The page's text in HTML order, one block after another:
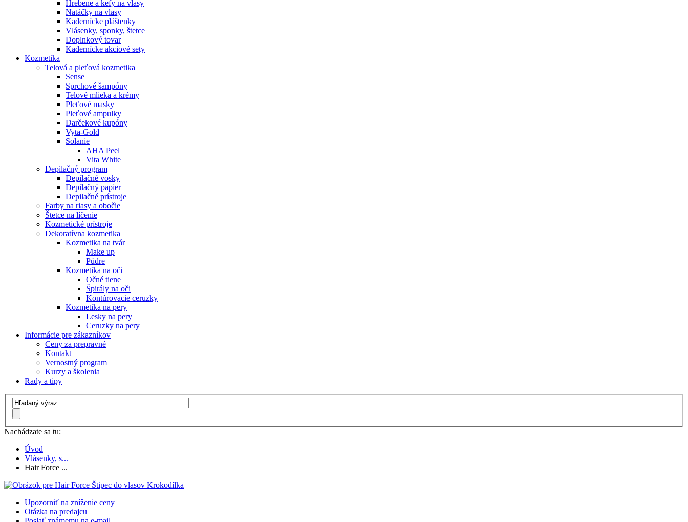
Hrebene a kefy na vlasy
Natáčky na vlasy
Kadernícke pláštenky
Vlásenky, sponky, štetce
Doplnkový tovar
Kadernícke akciové sety
Kozmetika
Telová a pleťová kozmetika
Sense
Sprchové šampóny
Telové mlieka a krémy
Pleťové masky
Pleťové ampulky
Darčekové kupóny
Vyta-Gold
Solanie
AHA Peel
Vita White
Depilačný program
Depilačné vosky
Depilačný papier
Depilačné prístroje
Farby na riasy a obočie
Štetce na líčenie
Kozmetické prístroje
Dekoratívna kozmetika
Kozmetika na tvár
Make up
Púdre
Kozmetika na oči
Očné tiene
Špirály na oči
Kontúrovacie ceruzky
Kozmetika na pery
Lesky na pery
Ceruzky na pery
Informácie pre zákazníkov
Ceny za prepravné
Kontakt
Vernostný program
Kurzy a školenia
Rady a tipy
Nachádzate sa tu:
Úvod
Vlásenky, s...
Hair Force ...
Upozorniť na zníženie ceny
Otázka na predajcu